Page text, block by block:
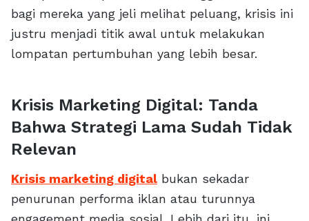
bagi mereka yang jeli melihat peluang, krisis ini
justru menjadi titik awal untuk melakukan
lompatan pertumbuhan yang lebih besar.
Krisis Marketing Digital: Tanda
Bahwa Strategi Lama Sudah Tidak
Relevan
Krisis marketing digital bukan sekadar
penurunan performa iklan atau turunnya